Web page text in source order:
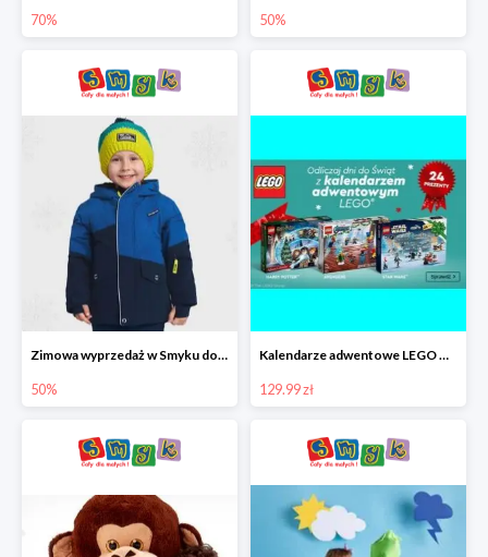
70% 50%
Zimowa wyprzedaż w Smyku do -50%
50%
Kalendarze adwentowe LEGO w Smyku w super cenie
129.99 zł